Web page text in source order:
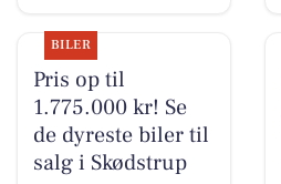
BILER
Pris op til
1.775.000 kr! Se
de dyreste biler til
salg i Skødstrup